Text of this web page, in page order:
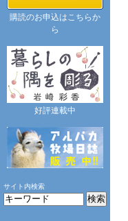
購読のお申込はこちらか
ら
好評連載中
サイト内検索